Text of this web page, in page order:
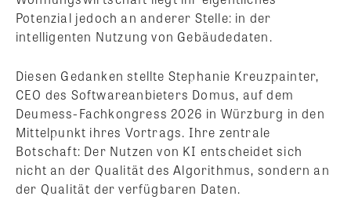
Potenzial jedoch an anderer Stelle: in der
intelligenten Nutzung von Gebäudedaten.
Diesen Gedanken stellte Stephanie Kreuzpainter,
CEO des Softwareanbieters Domus, auf dem
Deumess-Fachkongress 2026 in Würzburg in den
Mittelpunkt ihres Vortrags. Ihre zentrale
Botschaft: Der Nutzen von KI entscheidet sich
nicht an der Qualität des Algorithmus, sondern an
der Qualität der verfügbaren Daten.